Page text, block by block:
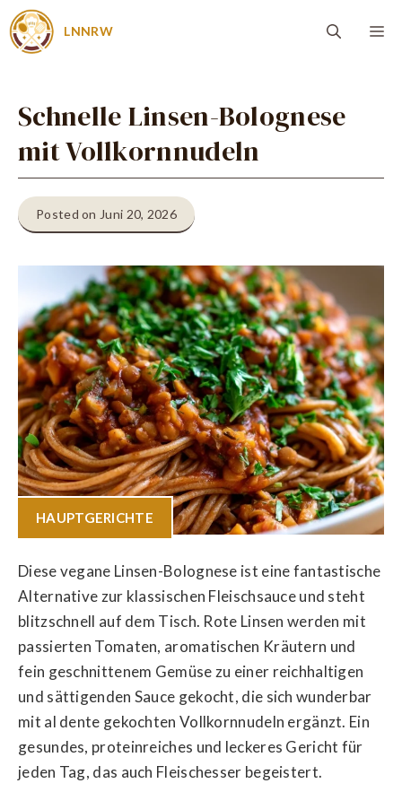
Zum
Inhalt
LNNRW
Schnelle Linsen-Bolognese
mit Vollkornnudeln
Posted on Juni 20, 2026
HAUPTGERICHTE
Diese vegane Linsen-Bolognese ist eine fantastische
Alternative zur klassischen Fleischsauce und steht
blitzschnell auf dem Tisch. Rote Linsen werden mit
passierten Tomaten, aromatischen Kräutern und
fein geschnittenem Gemüse zu einer reichhaltigen
und sättigenden Sauce gekocht, die sich wunderbar
mit al dente gekochten Vollkornnudeln ergänzt. Ein
gesundes, proteinreiches und leckeres Gericht für
jeden Tag, das auch Fleischesser begeistert.